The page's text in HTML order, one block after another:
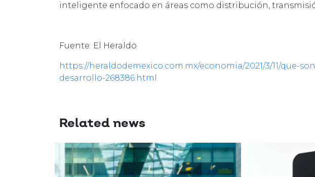
inteligente enfocado en áreas como distribución,
Fuente: El Heraldo
https://heraldodemexico.com.mx/economia/2021/3/11/que-
desarrollo-268386.html
Related news